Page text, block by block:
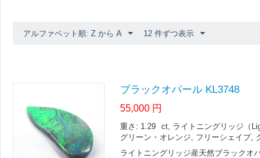
アルファベット順: Z から A 12 件ずつ表示
ブラックオパール KL3748
55,000 円
重さ: 1.29 ct , ライトニングリッジ（
グリーン・オレンジ, フリーシェイプ,
ライトニングリッジ産天然ブラックオ